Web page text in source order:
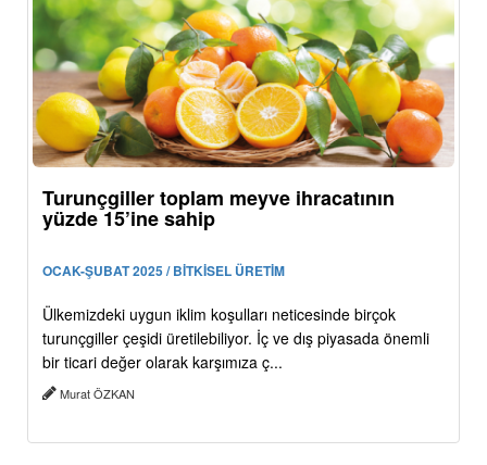
Turunçgiller toplam meyve ihracatının
yüzde 15’ine sahip
OCAK-ŞUBAT 2025 / BİTKİSEL ÜRETİM
Ülkemizdeki uygun iklim koşulları neticesinde birçok
turunçgiller çeşidi üretilebiliyor. İç ve dış piyasada önemli
bir ticari değer olarak karşımıza ç...
Murat ÖZKAN